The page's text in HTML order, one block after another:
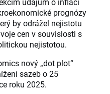
prognózy
by odrážel nejistotu
cen v souvislosti s
nejistotou.
nový „dot plot“
sazeb o 25
roku 2025.